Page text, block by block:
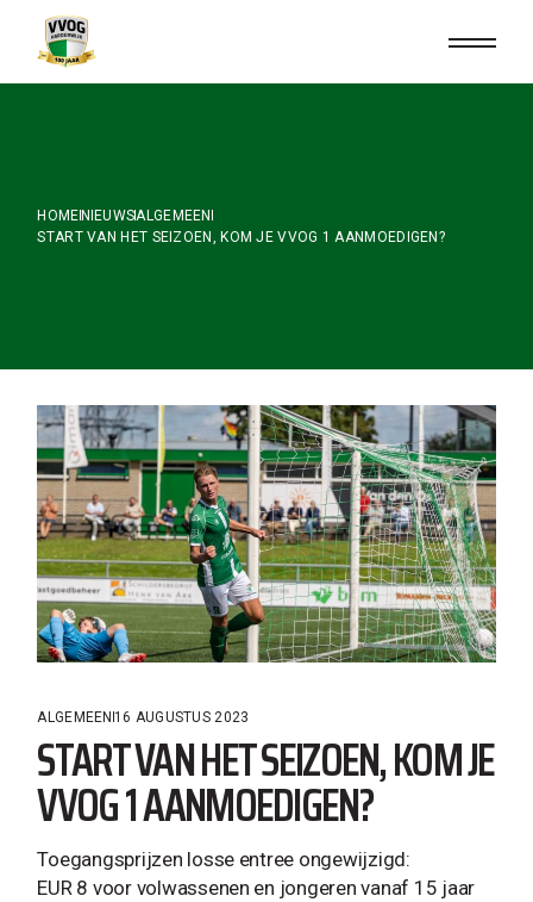
content
HOME NIEUWSALGEMEEN
START VAN HET SEIZOEN, KOM JE VVOG 1 AANMOEDIGEN?
ALGEMEEN 16 AUGUSTUS 2023
START VAN HET SEIZOEN, KOM JE
VVOG 1 AANMOEDIGEN?
Toegangsprijzen losse entree ongewijzigd:
EUR 8 voor volwassenen en jongeren vanaf 15 jaar